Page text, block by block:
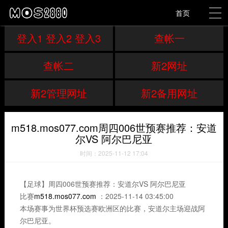
首页
登入1 登入2 登入3
查帐一
查帐二
新2网址
新2管理网址
新2备用网址
m518.mos077.com周四006世预赛推荐：安道
尔VS 阿尔巴尼亚
时间：2025-11-12 17:04
【足球】周四006世预赛推荐：安道尔VS 阿尔巴尼亚
比赛m518.mos077.com ：2025-11-14 03:45:00
本场赛事为世界杯预选赛欧洲区的比赛，安道尔主场迎战阿
尔巴尼亚。